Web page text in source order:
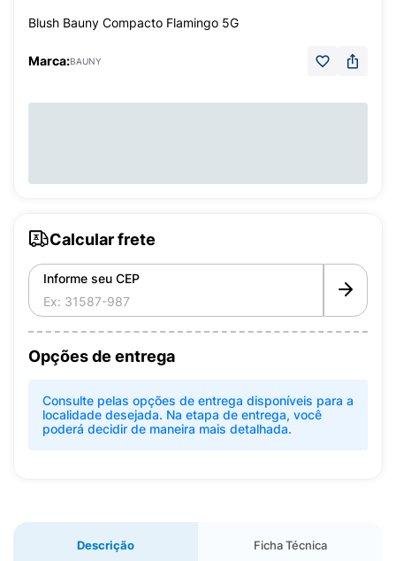
Blush Bauny Compacto Flamingo 5G
Marca:BAUNY
Calcular frete
Informe seu CEP
Opções de entrega
Consulte pelas opções de entrega disponíveis para a
localidade desejada. Na etapa de entrega, você
poderá decidir de maneira mais detalhada.
Descrição Ficha Técnica